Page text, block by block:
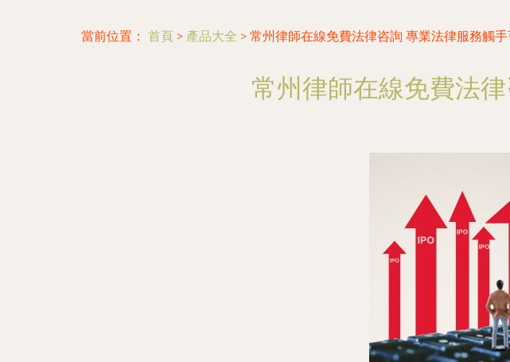
當前位置： 首頁 > 產品大全 > 常州律師在線免費法律咨詢 專業法律服務觸手
常州律師在線免費法